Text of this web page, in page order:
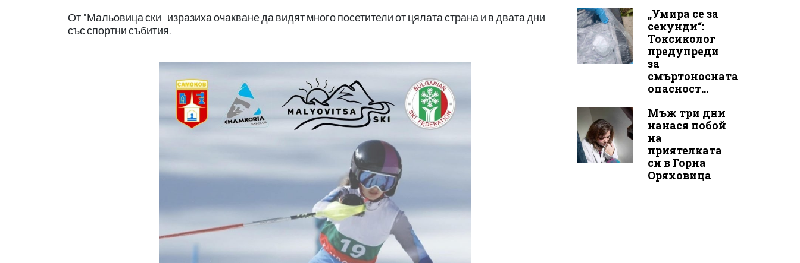
От "Мальовица ски" изразиха очакване да видят много посетители от цялата страна и в двата дни
със спортни събития.
„Умира се за
секунди“:
Токсиколог
предупреди
за
смъртоносната
опасност...
Мъж три дни
нанася побой
на
приятелката
си в Горна
Оряховица